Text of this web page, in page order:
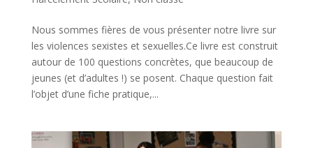
Nous sommes fières de vous présenter notre livre sur
les violences sexistes et sexuelles.Ce livre est construit
autour de 100 questions concrètes, que beaucoup de
jeunes (et d’adultes !) se posent. Chaque question fait
l’objet d’une fiche pratique,...